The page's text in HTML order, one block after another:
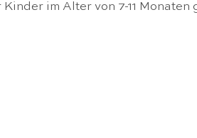
im Alter von 7-11 Monaten